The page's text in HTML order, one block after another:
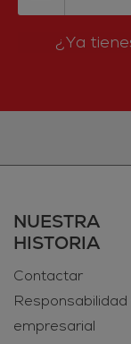
¿Ya
NUESTRA
HISTORIA
Contactar
Responsabilidad
empresarial